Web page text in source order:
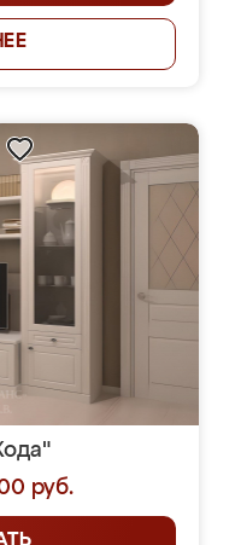
руб.